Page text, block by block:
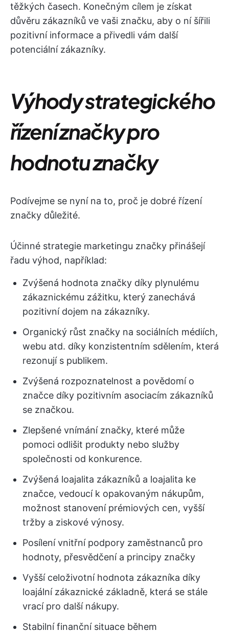
těžkých časech. Konečným cílem je získat
důvěru zákazníků ve vaši značku, aby o ní šířili
pozitivní informace a přivedli vám další
potenciální zákazníky.
Výhody strategického
řízení značky pro
hodnotu značky
Podívejme se nyní na to, proč je dobré řízení
značky důležité.
Účinné strategie marketingu značky přinášejí
řadu výhod, například:
Zvýšená hodnota značky díky plynulému
zákaznickému zážitku, který zanechává
pozitivní dojem na zákazníky.
Organický růst značky na sociálních médiích,
webu atd. díky konzistentním sdělením, která
rezonují s publikem.
Zvýšená rozpoznatelnost a povědomí o
značce díky pozitivním asociacím zákazníků
se značkou.
Zlepšené vnímání značky, které může
pomoci odlišit produkty nebo služby
společnosti od konkurence.
Zvýšená loajalita zákazníků a loajalita ke
značce, vedoucí k opakovaným nákupům,
možnost stanovení prémiových cen, vyšší
tržby a ziskové výnosy.
Posílení vnitřní podpory zaměstnanců pro
hodnoty, přesvědčení a principy značky
Vyšší celoživotní hodnota zákazníka díky
loajální zákaznické základně, která se stále
vrací pro další nákupy.
Stabilní finanční situace během